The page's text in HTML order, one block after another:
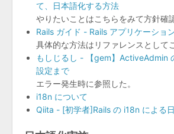
て、日本語化する方法
やりたいことはこちらをみて方針確認
Rails ガイド - Rails アプリケーショ
具体的な方法はリファレンスとして
もしじるし - 【gem】ActiveAdmin
設定まで
エラー発生時に参照した。
i18n について
Qiita - [初学者]Rails の i18n による